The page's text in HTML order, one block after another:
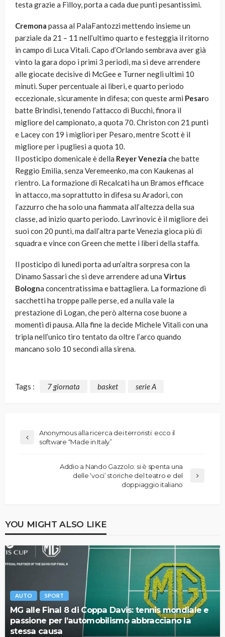
testa grazie a Filloy, porta a cada due punti pesantissimi.
Cremona passa al PalaFantozzi mettendo insieme un
parziale da 21 – 11 nell’ultimo quarto e festeggia il ritorno
in campo di Luca Vitali. Capo d’Orlando sembrava aver già
vinto la gara dopo i primi 3 periodi, ma si deve arrendere
alle giocate decisive di McGee e Turner negli ultimi 10
minuti. Super percentuale ai liberi, e quarto periodo
eccezionale, sicuramente in difesa; con queste armi Pesaro
batte Brindisi, tenendo l’attacco di Bucchi, finora il
migliore del campionato, a quota 70. Christon con 21 punti
e Lacey con 19 i migliori per Pesaro, mentre Scott è il
migliore per i pugliesi a quota 10.
Il posticipo domenicale è della Reyer Venezia che batte
Reggio Emilia, senza Veremeenko, ma con Kaukenas al
rientro. La formazione di Recalcati ha un Bramos efficace
in attacco, ma soprattutto in difesa su Aradori, con
l’azzurro che ha solo una fiammata all’altezza della sua
classe, ad inizio quarto periodo. Lavrinovic è il migliore dei
suoi con 20 punti, ma dall’altra parte Venezia gioca più di
squadra e vince con Green che mette i liberi della staffa.
Il posticipo di lunedì porta ad un’altra sorpresa con la
Dinamo Sassari che si deve arrendere ad una Virtus
Bologna concentratissima e battagliera. La formazione di
sacchetti ha troppe palle perse, ed a nulla vale la
prestazione di Logan, che però alterna cose buone a
momenti di pausa. Alla fine la decide Michele Vitali con una
tripla nell’unico tiro tentato da oltre l’arco quando
mancano solo 10 secondi alla sirena.
Tags : 7 giornata basket serie A
Anonymous alla ricerca dei terroristi: ecco il
software “Made in Italy”
Addio a Nando Gazzolo: si è spenta una
delle ‘voci’ storiche del teatro e del
doppiaggio italiano
YOU MIGHT ALSO LIKE
AUTO SPORT
MG alle Final 8 di Coppa Davis: tennis mondiale e
passione per l’automobilismo abbracciano la
stessa causa